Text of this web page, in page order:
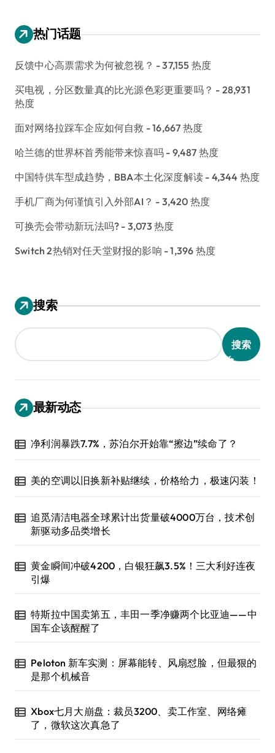
热门话题
反馈中心高票需求为何被忽视？ - 37,155 热度
买电视，分区数量真的比光源色彩更重要吗？ - 28,931
热度
面对网络拉踩车企应如何自救 - 16,667 热度
哈兰德的世界杯首秀能带来惊喜吗 - 9,487 热度
中国特供车型成趋势，BBA本土化深度解读 - 4,344 热度
手机厂商为何谨慎引入外部AI？ - 3,420 热度
可换壳会带动新玩法吗? - 3,073 热度
Switch 2热销对任天堂财报的影响 - 1,396 热度
搜索
搜索
最新动态
净利润暴跌7.7%，苏泊尔开始靠“擦边”续命了？
美的空调以旧换新补贴继续，价格给力，极速闪装！
追觅清洁电器全球累计出货量破4000万台，技术创
新驱动多品类增长
黄金瞬间冲破4200，白银狂飙3.5%！三大利好连夜
引爆
特斯拉中国卖第五，丰田一季净赚两个比亚迪——中
国车企该醒醒了
Peloton 新车实测：屏幕能转、风扇怼脸，但最狠的
是那个机械音
Xbox七月大崩盘：裁员3200、卖工作室、网络瘫
了，微软这次真急了